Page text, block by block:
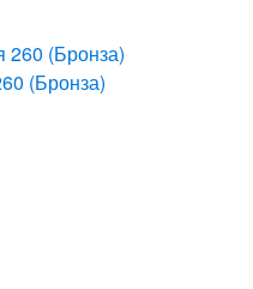
(Бронза)